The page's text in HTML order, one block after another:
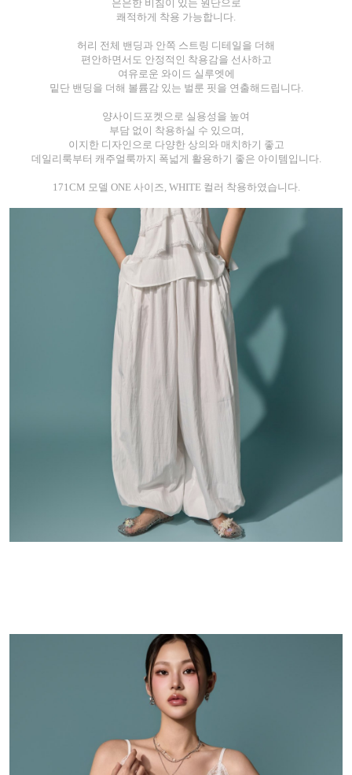
은은한 비침이 있는 원단으로
쾌적하게 착용 가능합니다.
허리 전체 밴딩과 안쪽 스트링 디테일을 더해
편안하면서도 안정적인 착용감을 선사하고
여유로운 와이드 실루엣에
밑단 밴딩을 더해 볼륨감 있는 벌룬 핏을 연출해드립니다.
양사이드포켓으로 실용성을 높여
부담 없이 착용하실 수 있으며,
이지한 디자인으로 다양한 상의와 매치하기 좋고
데일리룩부터 캐주얼룩까지 폭넓게 활용하기 좋은 아이템입니다.
171CM 모델 ONE 사이즈, WHITE 컬러 착용하였습니다.